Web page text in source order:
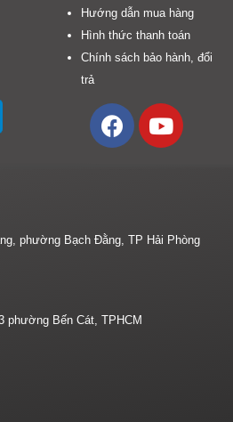
Hướng dẫn mua hàng
Hình thức thanh toán
Chính sách bảo hành, đổi
trả
phường Bạch Đằng, TP Hải Phòng
Bến Cát, TPHCM